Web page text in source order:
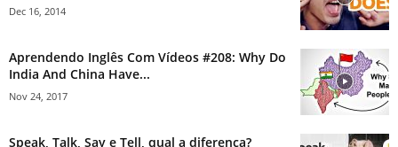
Dec 16, 2014
Aprendendo Inglês Com Vídeos #208: Why Do
India And China Have...
Nov 24, 2017
Speak, Talk, Say e Tell, qual a diferença?